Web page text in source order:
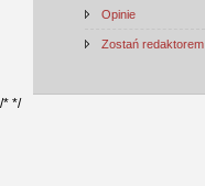
Opinie
Zostań redaktorem
/* */